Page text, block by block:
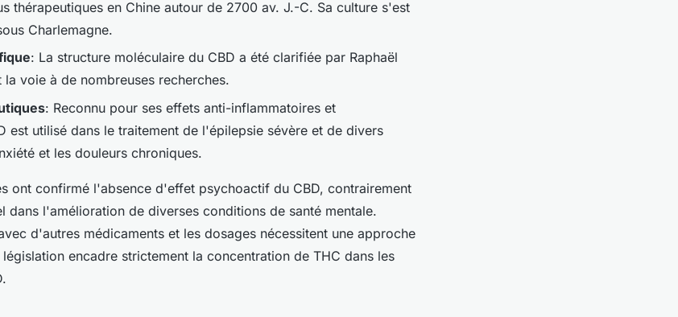
thérapeutiques en Chine autour de 2700 av. J.-C. Sa culture s'est
Charlemagne.
: La structure moléculaire du CBD a été clarifiée par Raphaël
voie à de nombreuses recherches.
: Reconnu pour ses effets anti-inflammatoires et
est utilisé dans le traitement de l'épilepsie sévère et de divers
et les douleurs chroniques.
ont confirmé l'absence d'effet psychoactif du CBD, contrairement
dans l'amélioration de diverses conditions de santé mentale.
d'autres médicaments et les dosages nécessitent une approche
encadre strictement la concentration de THC dans les